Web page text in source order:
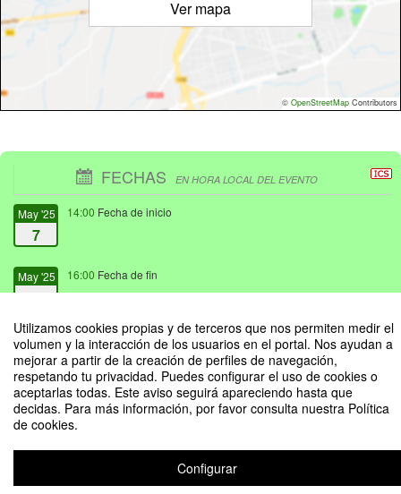
Utilizamos cookies propias y de terceros que nos permiten medir el
volumen y la interacción de los usuarios en el portal. Nos ayudan a
mejorar a partir de la creación de perfiles de navegación,
respetando tu privacidad. Puedes configurar el uso de cookies o
aceptarlas todas. Este aviso seguirá apareciendo hasta que
decidas. Para más información, por favor consulta nuestra Política
de cookies.
Configurar
Ver mapa
© OpenStreetMap Contributors
FECHAS EN HORA LOCAL DEL EVENTO
May '25
7
14:00 Fecha de inicio
May '25 16:00 Fecha de fin
Conferencia: Innovación y sostenibilidad: El papel del Bambú en la
Bioconstrucción en la Región Brunca